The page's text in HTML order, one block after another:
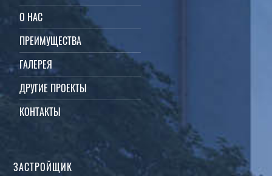
О НАС
ПРЕИМУЩЕСТВА
ГАЛЕРЕЯ
ДРУГИЕ ПРОЕКТЫ
КОНТАКТЫ
ЗАСТРОЙЩИК